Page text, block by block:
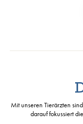
Mit unseren Tierärzten
darauf fokussiert